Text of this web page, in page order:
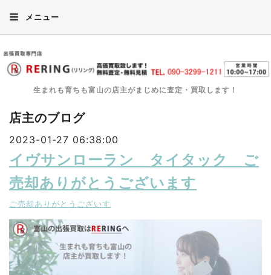
メニュー
生まれも育ちも富山の店主がまじめに査定・買取します！
店主のブログ
2023-01-27 06:38:00
イヴサンローラン タイタック ご
売却ありがとうございます
ご売却ありがとうございす